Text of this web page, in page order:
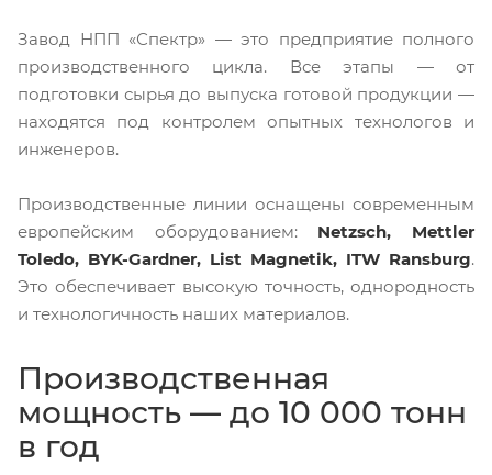
Завод НПП «Спектр» — это предприятие полного
производственного цикла. Все этапы — от
подготовки сырья до выпуска готовой продукции —
находятся под контролем опытных технологов и
инженеров.
Производственные линии оснащены современным
европейским оборудованием: Netzsch, Mettler
Toledo, BYK-Gardner, List Magnetik, ITW Ransburg.
Это обеспечивает высокую точность, однородность
и технологичность наших материалов.
Производственная
мощность — до 10 000 тонн
в год